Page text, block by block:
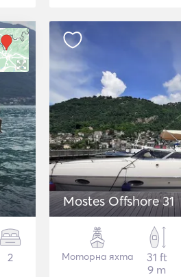
2
Mostes Offshore 31
Моторна яхта
31 ft
9 m